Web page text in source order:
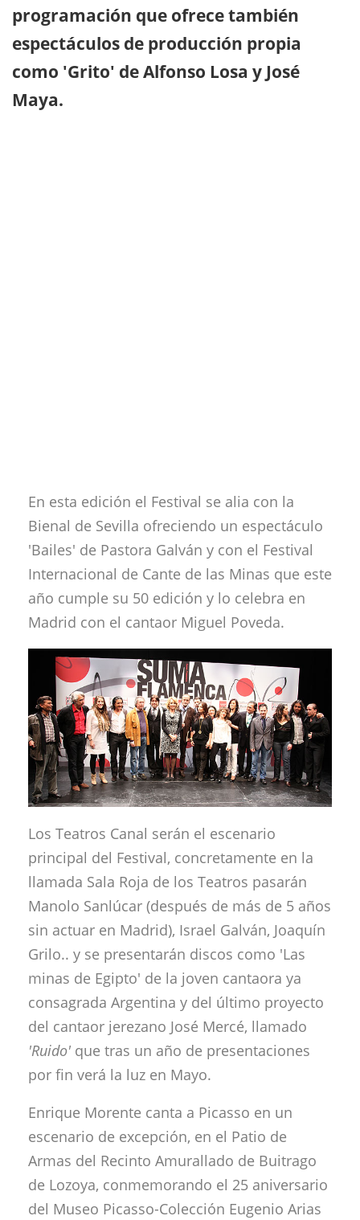
programación que ofrece también
espectáculos de producción propia
como 'Grito' de Alfonso Losa y José
Maya.
En esta edición el Festival se alia con la
Bienal de Sevilla ofreciendo un espectáculo
'Bailes' de Pastora Galván y con el Festival
Internacional de Cante de las Minas que este
año cumple su 50 edición y lo celebra en
Madrid con el cantaor Miguel Poveda.
Los Teatros Canal serán el escenario
principal del Festival, concretamente en la
llamada Sala Roja de los Teatros pasarán
Manolo Sanlúcar (después de más de 5 años
sin actuar en Madrid), Israel Galván, Joaquín
Grilo.. y se presentarán discos como 'Las
minas de Egipto' de la joven cantaora ya
consagrada Argentina y del último proyecto
del cantaor jerezano José Mercé, llamado
'Ruido' que tras un año de presentaciones
por fin verá la luz en Mayo.
Enrique Morente canta a Picasso en un
escenario de excepción, en el Patio de
Armas del Recinto Amurallado de Buitrago
de Lozoya, conmemorando el 25 aniversario
del Museo Picasso-Colección Eugenio Arias